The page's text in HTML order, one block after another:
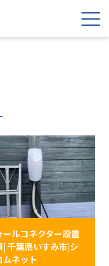
ールコネクター設置
| 千葉県いすみ市|シ
ムネット